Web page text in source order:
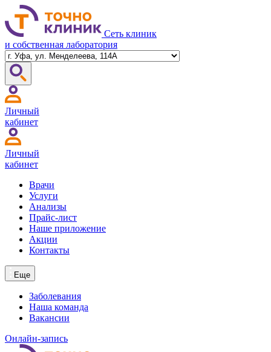
Сеть клиник
и собственная лаборатория
Личный
кабинет
Личный
кабинет
Врачи
Услуги
Анализы
Прайс-лист
Наше приложение
Акции
Контакты
Еще
Заболевания
Наша команда
Вакансии
Онлайн-запись